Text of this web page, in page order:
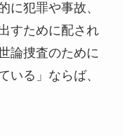
に犯罪や事故、
すために配され
論捜査のために
いる」ならば、